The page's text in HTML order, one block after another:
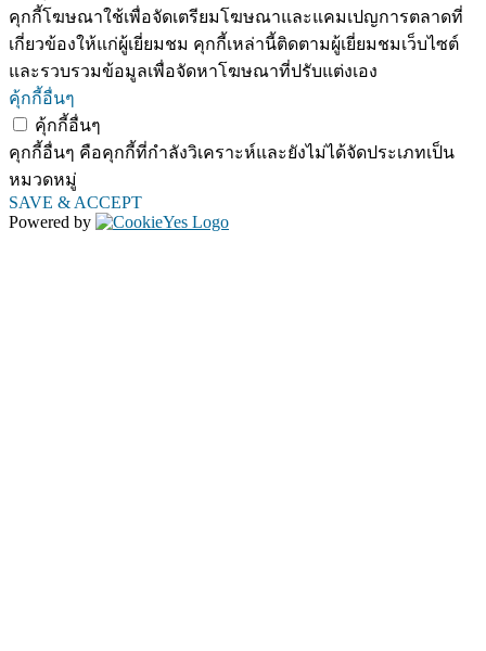
คุกกี้โฆษณาใช้เพื่อจัดเตรียมโฆษณาและแคมเปญการตลาดที่
เกี่ยวข้องให้แก่ผู้เยี่ยมชม คุกกี้เหล่านี้ติดตามผู้เยี่ยมชมเว็บไซต์
และรวบรวมข้อมูลเพื่อจัดหาโฆษณาที่ปรับแต่งเอง
คุ้กกี้อื่นๆ
คุ้กกี้อื่นๆ
คุกกี้อื่นๆ คือคุกกี้ที่กำลังวิเคราะห์และยังไม่ได้จัดประเภทเป็น
หมวดหมู่
SAVE & ACCEPT
Powered by